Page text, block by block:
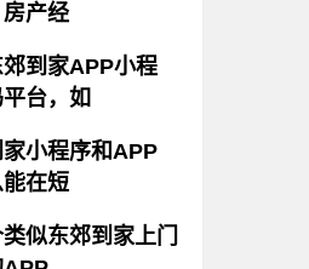
产经
，自主研发，源码交
件研发10年，各行业
欢迎合作现在房屋中
中在，房屋的销售遇
原来开盘告罄的情况
复返。那么，动辄数
员的房产中介，承担着
成本。所
到家APP小程
台，如
，自主研发，源码交
软件研发10年，各行业
欢迎合作类似东郊到
么合作的呢？前几天，
户找到我们。这个客
小程序和APP
在短
，自主研发，源码交
软件研发10年，各行业
似东郊到家上门